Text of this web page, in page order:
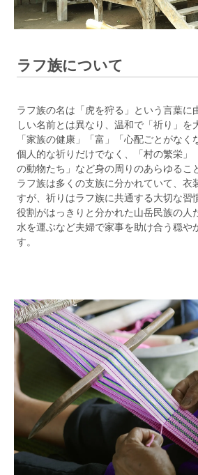
ラフ族について
ラフ族の名は「虎を狩る」という言葉に
しい名前とは異なり、温和で「祈り」を
「家族の健康」「富」「心配ごとがなく
個人的な祈りだけでなく、「村の繁栄」
の動物たち」など身の周りのあらゆるこ
ラフ族は多くの支族に分かれていて、衣
すが、祈りはラフ族に共通する大切な習
役割がはっきりと分かれた山岳民族の人
水を運ぶなど夫婦で家事を助け合う穏や
す。